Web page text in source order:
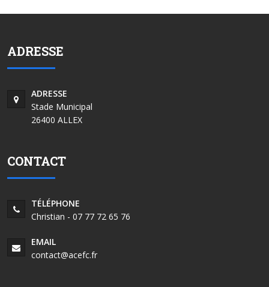
ADRESSE
ADRESSE
Stade Municipal
26400 ALLEX
CONTACT
TÉLÉPHONE
Christian - 07 77 72 65 76
EMAIL
contact@acefc.fr